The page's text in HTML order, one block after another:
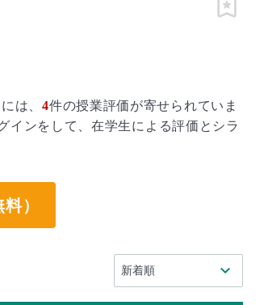
ピン留め
は、4件の授業評価が寄せられていま
インをして、在学生による評価とシラ
）